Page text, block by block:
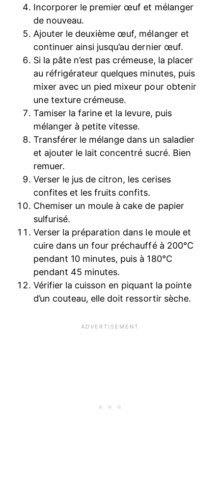
Incorporer le premier œuf et mélanger
de nouveau.
Ajouter le deuxième œuf, mélanger et
continuer ainsi jusqu’au dernier œuf.
Si la pâte n’est pas crémeuse, la placer
au réfrigérateur quelques minutes, puis
mixer avec un pied mixeur pour obtenir
une texture crémeuse.
Tamiser la farine et la levure, puis
mélanger à petite vitesse.
Transférer le mélange dans un saladier
et ajouter le lait concentré sucré. Bien
remuer.
Verser le jus de citron, les cerises
confites et les fruits confits.
Chemiser un moule à cake de papier
sulfurisé.
Verser la préparation dans le moule et
cuire dans un four préchauffé à 200°C
pendant 10 minutes, puis à 180°C
pendant 45 minutes.
Vérifier la cuisson en piquant la pointe
d’un couteau, elle doit ressortir sèche.